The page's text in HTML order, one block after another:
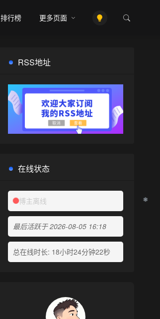
排行榜 更多页面
RSS地址
在线状态
博主离线
最后活跃于 2026-08-05 16:18
总在线时长: 18小时24分钟22秒